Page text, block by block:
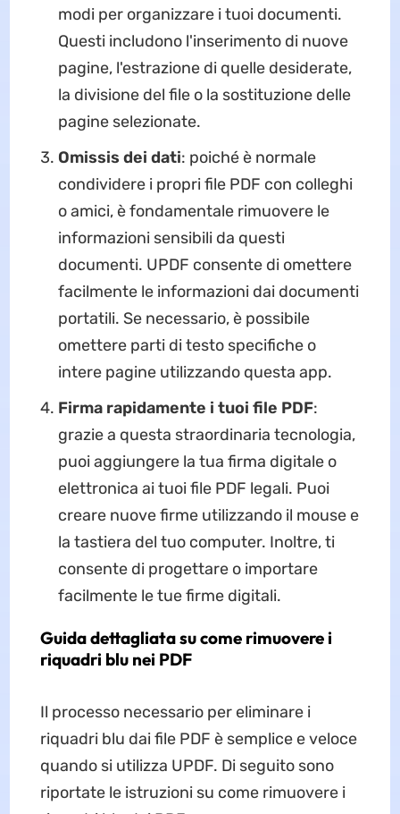
modi per organizzare i tuoi documenti.
Questi includono l'inserimento di nuove
pagine, l'estrazione di quelle desiderate,
la divisione del file o la sostituzione delle
pagine selezionate.
Omissis dei dati: poiché è normale
condividere i propri file PDF con colleghi
o amici, è fondamentale rimuovere le
informazioni sensibili da questi
documenti. UPDF consente di omettere
facilmente le informazioni dai documenti
portatili. Se necessario, è possibile
omettere parti di testo specifiche o
intere pagine utilizzando questa app.
Firma rapidamente i tuoi file PDF:
grazie a questa straordinaria tecnologia,
puoi aggiungere la tua firma digitale o
elettronica ai tuoi file PDF legali. Puoi
creare nuove firme utilizzando il mouse e
la tastiera del tuo computer. Inoltre, ti
consente di progettare o importare
facilmente le tue firme digitali.
Guida dettagliata su come rimuovere i
riquadri blu nei PDF
Il processo necessario per eliminare i
riquadri blu dai file PDF è semplice e veloce
quando si utilizza UPDF. Di seguito sono
riportate le istruzioni su come rimuovere i